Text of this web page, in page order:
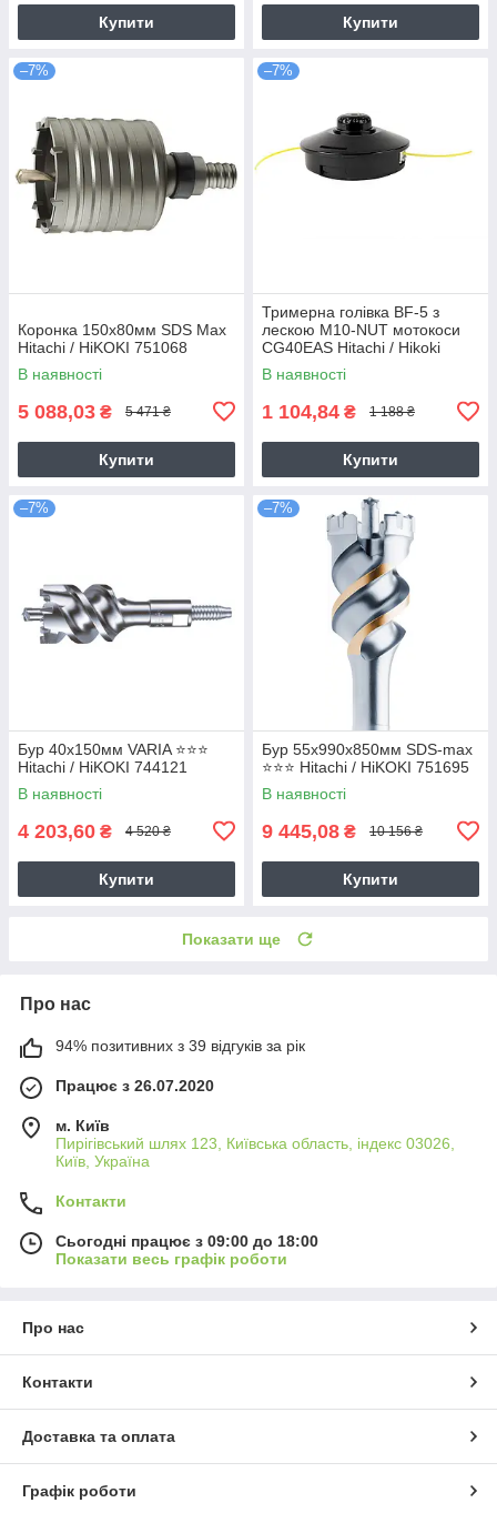
Купити Купити
–7%
Коронка 150х80мм SDS Max
Hitachi / HiKOKI 751068
В наявності
5 088,03 ₴ 5 471 ₴
Купити
–7%
Тримерна голівка BF-5 з
лескою M10-NUT мотокоси
CG40EAS Hitachi / Hikoki
6695784
В наявності
1 104,84 ₴ 1 188 ₴
Купити
–7%
Бур 40х150мм VARIA ⭐️⭐️⭐️
Hitachi / HiKOKI 744121
В наявності
4 203,60 ₴ 4 520 ₴
Купити
–7%
Бур 55х990х850мм SDS-max
⭐️⭐️⭐️ Hitachi / HiKOKI 751695
В наявності
9 445,08 ₴ 10 156 ₴
Купити
Показати ще
Про нас
94% позитивних з 39 відгуків за рік
Працює з 26.07.2020
м. Київ
Пирігівський шлях 123, Київська область, індекс 03026,
Київ, Україна
Контакти
Сьогодні працює з 09:00 до 18:00
Показати весь графік роботи
Про нас
Контакти
Доставка та оплата
Графік роботи